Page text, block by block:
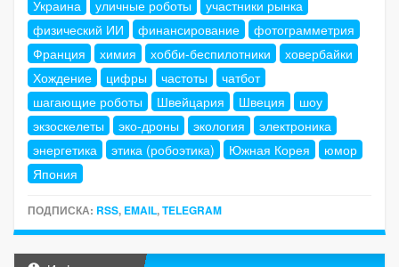
Украина
уличные роботы
участники рынка
физический ИИ
финансирование
фотограмметрия
Франция
химия хобби-беспилотники
ховербайки
Хождение
цифры частоты
чатбот
шагающие роботы
Швейцария Швеция
шоу
экзоскелеты
эко-дроны экология
электроника
энергетика
этика (робоэтика) Южная Корея
юмор
Япония
ПОДПИСКА: RSS, EMAIL,TELEGRAM